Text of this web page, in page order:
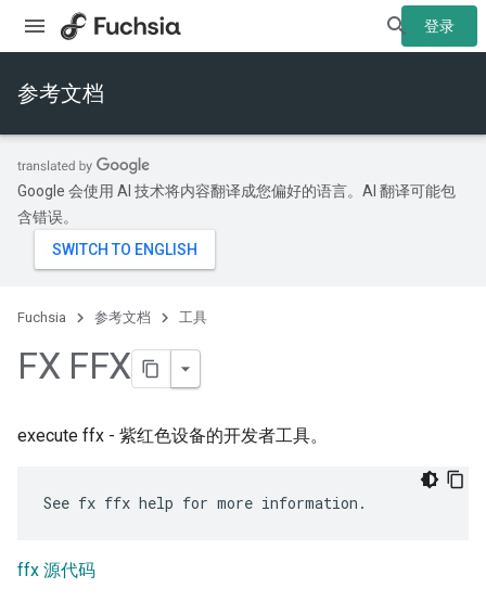
登录
参考文档
Google 会使用 AI 技术将内容翻译成您偏好的语言。AI 翻译可能包
含错误。
Fuchsia 参考文档 工具
FX FFX
execute ffx - 紫红色设备的开发者工具。
ffx 源代码